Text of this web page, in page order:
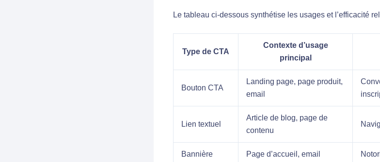
Le tableau ci-dessous synthétise les usages et l’efficacité
Type de CTA
Contexte d’usage
principal
Bouton CTA
Landing page, page produit,
email
Lien textuel
Article de blog, page de
contenu
Bannière
Page d’accueil, email